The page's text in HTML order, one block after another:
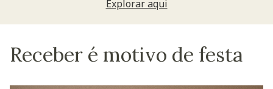
Explorar aqui
Receber é motivo de festa